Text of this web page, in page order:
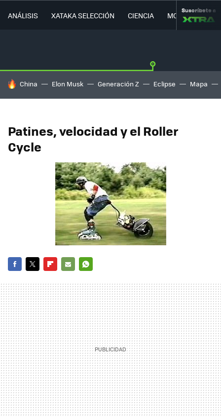
ANÁLISIS XATAKA SELECCIÓN CIENCIA MOVILIDAD
Suscríbete a
HOY SE HABLA DE
China Elon Musk Generación Z Eclipse Mapa
Patines, velocidad y el Roller
Cycle
MAIL